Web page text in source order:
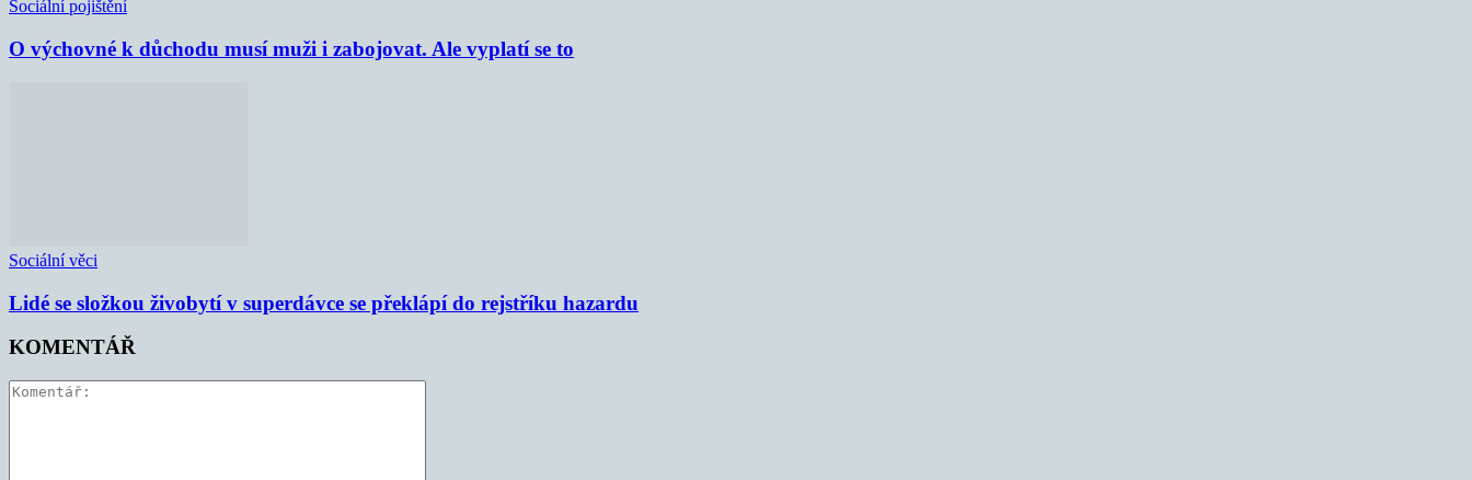
Sociální pojištění
O výchovné k důchodu musí muži i zabojovat. Ale vyplatí se to
Sociální věci
Lidé se složkou živobytí v superdávce se překlápí do rejstříku hazardu
KOMENTÁŘ